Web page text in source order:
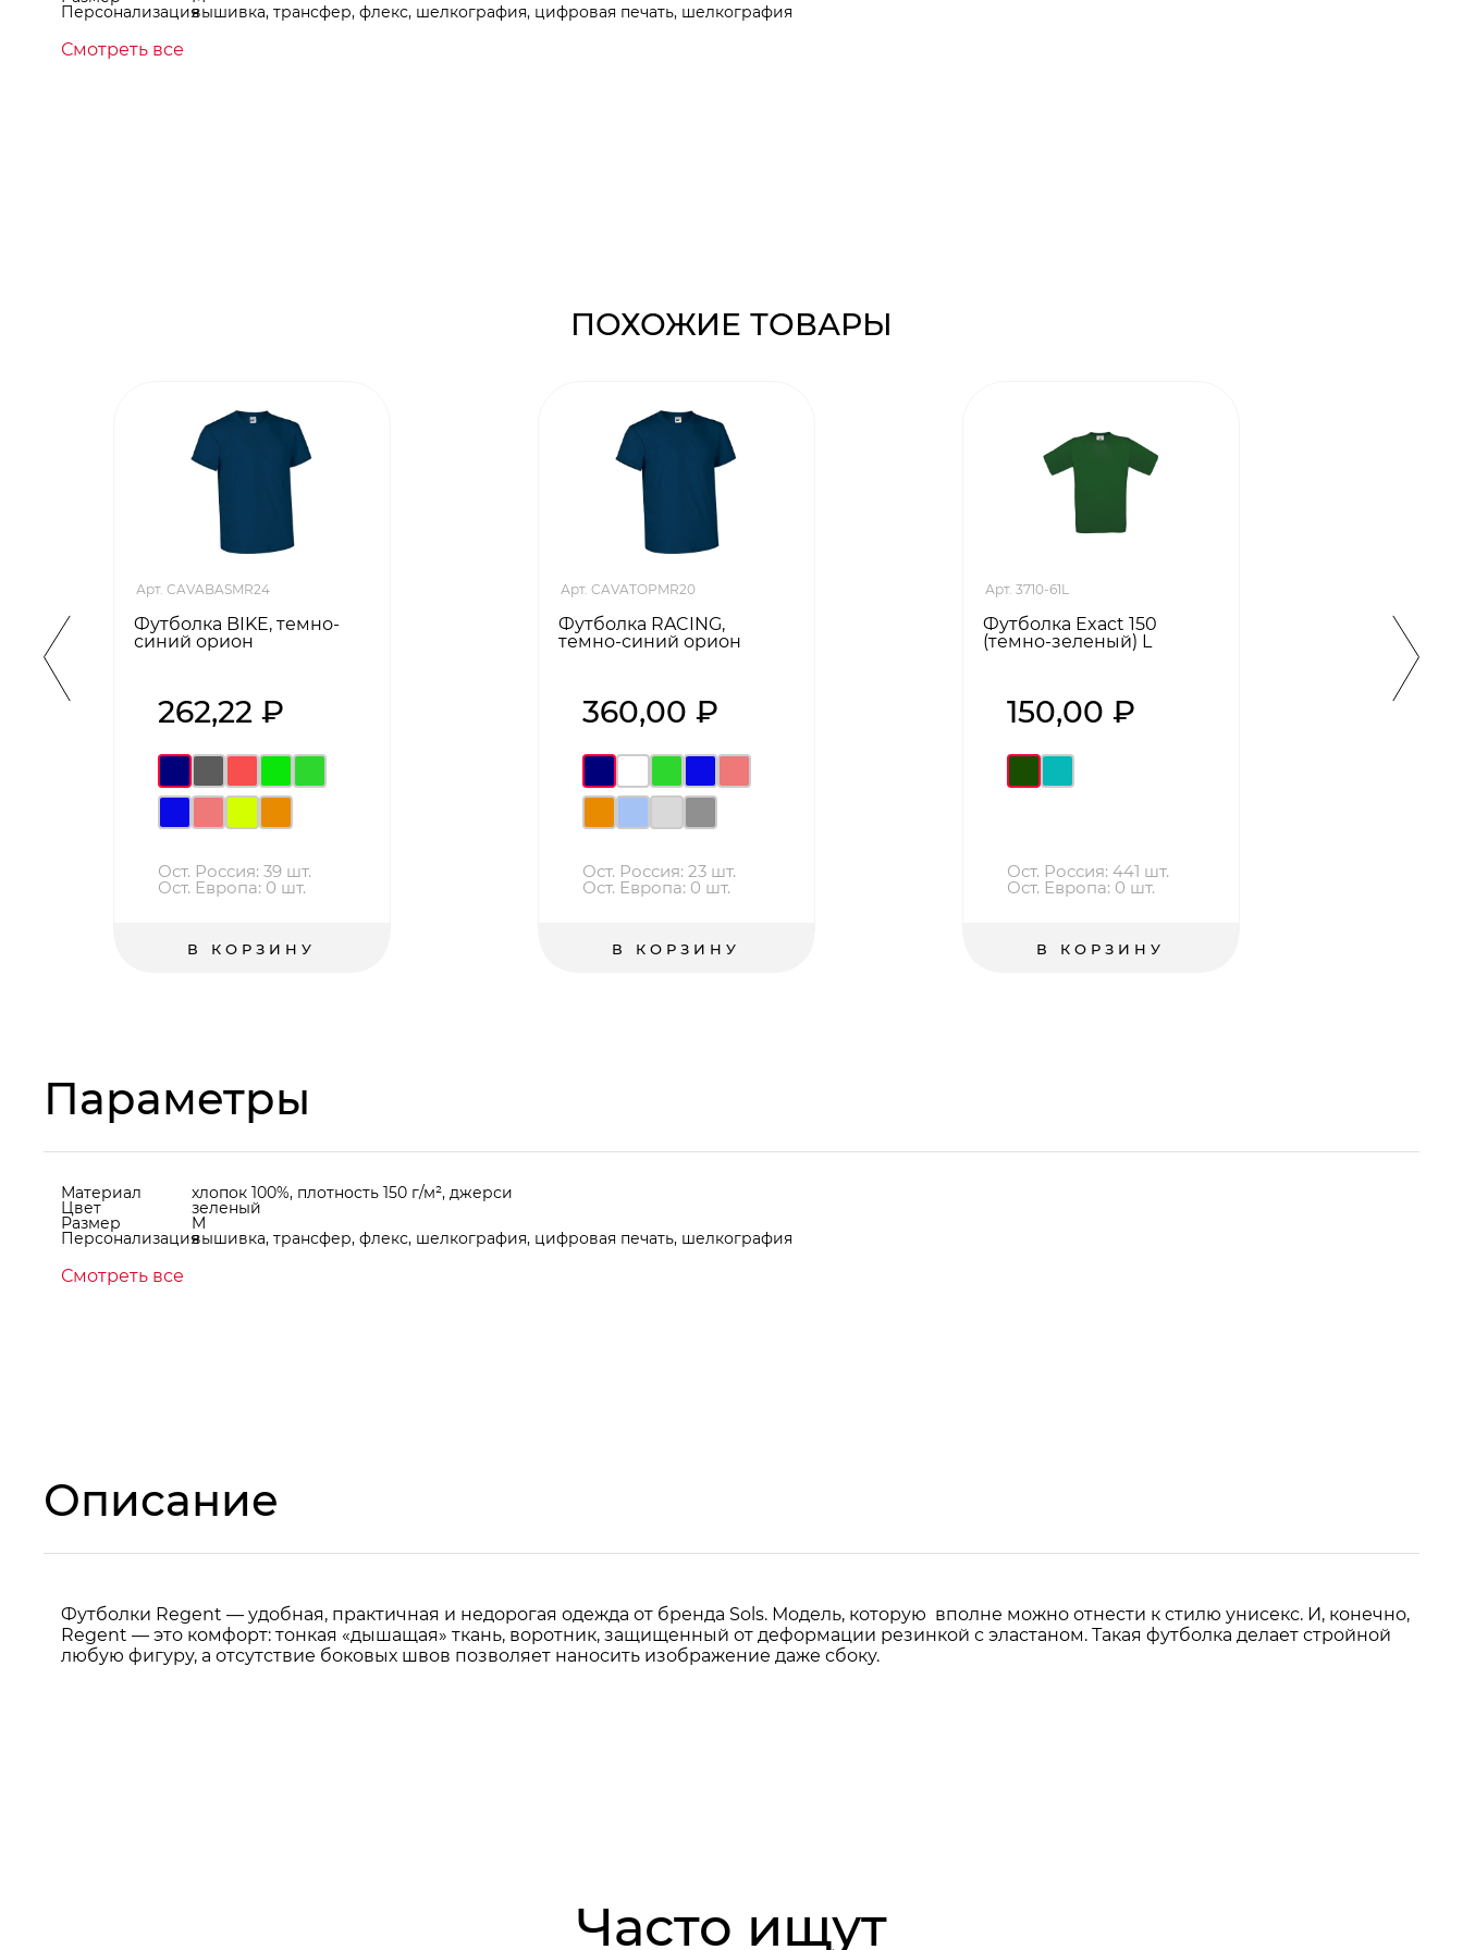
Персонализациявышивка, трансфер, флекс, шелкография, цифровая печать, шелкография
Смотреть все
ПОХОЖИЕ ТОВАРЫ
Арт. CAVABASMR24
Футболка BIKE, темно-
синий орион
262,22 ₽
Ост. Россия: 39 шт.
Ост. Европа: 0 шт.
В КОРЗИНУ
Арт. CAVATOPMR20
Футболка RACING,
темно-синий орион
360,00 ₽
Ост. Россия: 23 шт.
Ост. Европа: 0 шт.
В КОРЗИНУ
Арт. 3710-61L
Футболка Exact 150
(темно-зеленый) L
150,00 ₽
Ост. Россия: 441 шт.
Ост. Европа: 0 шт.
В КОРЗИНУ
XS
Параметры
Материал хлопок 100%, плотность 150 г/м², джерси
Цвет зеленый
Размер M
Персонализациявышивка, трансфер, флекс, шелкография, цифровая печать, шелкография
Смотреть все
Описание
Футболки Regent — удобная, практичная и недорогая одежда от бренда Sols. Модель, которую вполне можно отнести к стилю унисекс. И, конечно,
Regent — это комфорт: тонкая «дышащая» ткань, воротник, защищенный от деформации резинкой с эластаном. Такая футболка делает стройной
любую фигуру, а отсутствие боковых швов позволяет наносить изображение даже сбоку.
Часто ищут